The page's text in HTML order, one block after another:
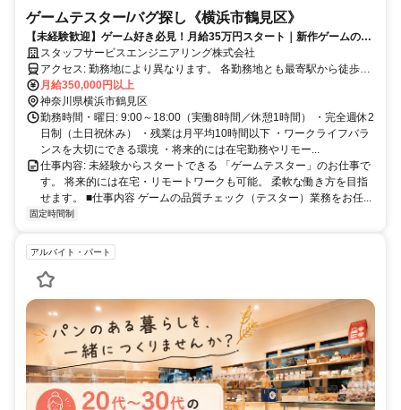
ゲームテスター/バグ探し《横浜市鶴見区》
【未経験歓迎】ゲーム好き必見！月給35万円スタート｜新作ゲームの品
質チェック｜土日祝休み｜将来的にリモートワーク可能
スタッフサービスエンジニアリング株式会社
アクセス: 勤務地により異なります。 各勤務地とも最寄駅から徒歩圏
内のオフィスが中心です。 公共交通機関を利用して通勤いただけま
す。
月給350,000円以上
神奈川県横浜市鶴見区
勤務時間・曜日: 9:00～18:00（実働8時間／休憩1時間） ・完全週休2
日制（土日祝休み） ・残業は月平均10時間以下 ・ワークライフバラ
ンスを大切にできる環境 ・将来的には在宅勤務やリモー...
仕事内容: 未経験からスタートできる 「ゲームテスター」のお仕事で
す。 将来的には在宅・リモートワークも可能。 柔軟な働き方を目指
せます。 ■仕事内容 ゲームの品質チェック（テスター）業務をお任...
固定時間制
アルバイト・パート